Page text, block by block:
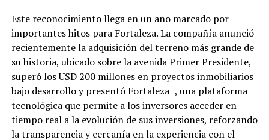
Este reconocimiento llega en un año marcado por
importantes hitos para Fortaleza. La compañía anunció
recientemente la adquisición del terreno más grande de
su historia, ubicado sobre la avenida Primer Presidente,
superó los USD 200 millones en proyectos inmobiliarios
bajo desarrollo y presentó Fortaleza+, una plataforma
tecnológica que permite a los inversores acceder en
tiempo real a la evolución de sus inversiones, reforzando
la transparencia y cercanía en la experiencia con el